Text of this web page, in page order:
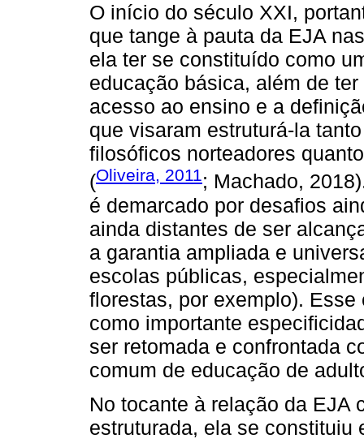
O início do século XXI,
que tange à pauta da EJA
ela ter se constituído como
educação básica, além de
acesso ao ensino e a
que visaram estruturá-la
filosóficos norteadores
(Oliveira, 2011; Machado,
é demarcado por desafios
ainda distantes de ser
a garantia ampliada e
escolas públicas,
florestas, por exemplo).
como importante
ser retomada e confrontada
comum de educação de
No tocante à relação da EJA
estruturada, ela se constituiu